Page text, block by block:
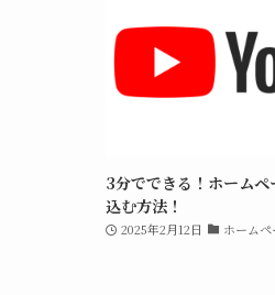
3分でできる！ホーム
込む方法！
2025年2月12日 ホーム